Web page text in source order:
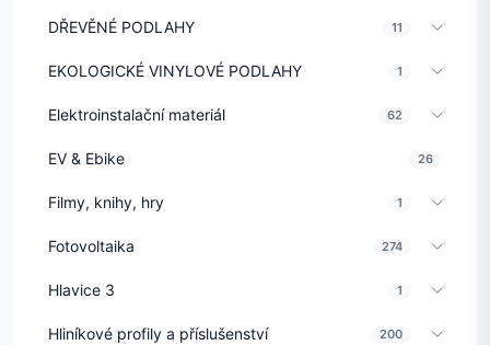
DŘEVĚNÉ PODLAHY 11
EKOLOGICKÉ VINYLOVÉ PODLAHY 1
Elektroinstalační materiál 62
EV & Ebike 26
Filmy, knihy, hry 1
Fotovoltaika 274
Hlavice 3 1
Hliníkové profily a příslušenství 200